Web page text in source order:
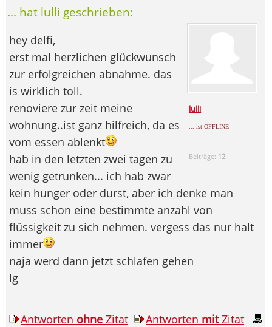
... hat lulli geschrieben:
lulli
... ist OFFLINE
Beiträge: 12
hey delfi,
erst mal herzlichen glückwunsch
zur erfolgreichen abnahme. das
is wirklich toll.
renoviere zur zeit meine
wohnung..ist ganz hilfreich, da es
vom essen ablenkt
hab in den letzten zwei tagen zu
wenig getrunken... ich hab zwar
kein hunger oder durst, aber ich denke man
muss schon eine bestimmte anzahl von
flüssigkeit zu sich nehmen. vergess das nur halt
immer
naja werd dann jetzt schlafen gehen
lg
Antworten ohne Zitat Antworten mitZitat